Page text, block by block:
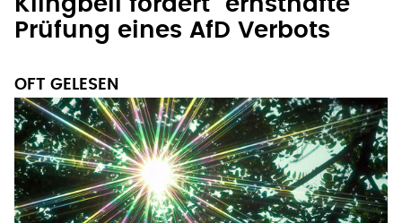
Prüfung eines AfD Verbots